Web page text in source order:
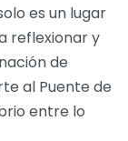
es un lugar
reflexionar y
de
al Puente de
entre lo